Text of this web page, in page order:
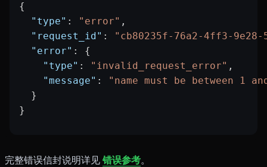
{
  "type"
: "error" ,
  "request_id"
:
"cb80235f-76a2-4ff3-9e28-
  "error"
: {
    "type"
: "invalid_request_error" ,
    "message"
:
"name must be between 1
  }
}
完整错误信封说明详见 错误参考。